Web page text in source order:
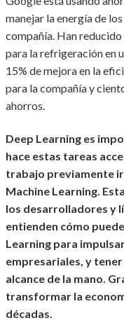
manejar la energía de
compañía. Han reducido
para la refrigeración en
15% de mejora en la
para la compañía y
ahorros.
Deep Learning es
hace estas tareas
trabajo previamente
Machine Learning.
los desarrolladores y
entienden cómo
Learning para
empresariales, y
alcance de la mano.
transformar la
décadas.